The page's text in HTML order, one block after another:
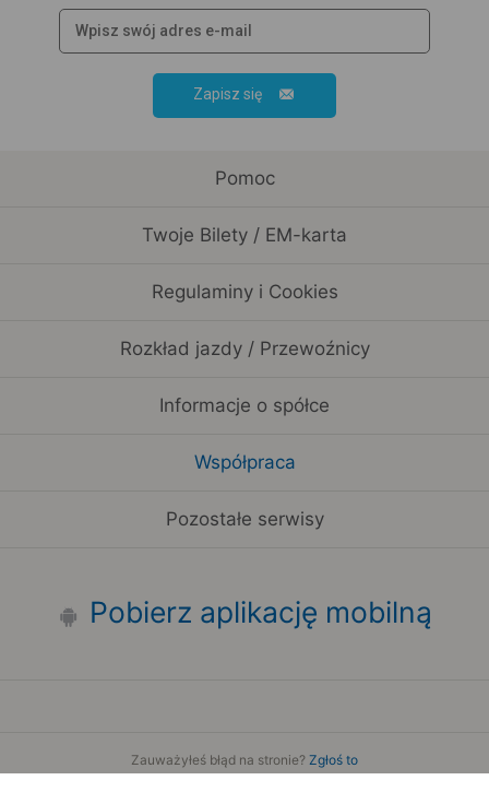
Zapisz się
Pomoc
Twoje Bilety / EM-karta
Regulaminy i Cookies
Rozkład jazdy / Przewoźnicy
Informacje o spółce
Współpraca
Pozostałe serwisy
Pobierz aplikację mobilną
Zauważyłeś błąd na stronie? Zgłoś to